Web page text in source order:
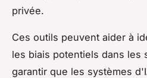
privée.
Ces outils peuvent aider à
les biais potentiels dans les
garantir que les systèmes